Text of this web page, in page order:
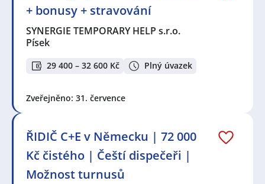
+ bonusy + stravování
SYNERGIE TEMPORARY HELP s.r.o.
Písek
29 400 – 32 600 Kč Plný úvazek
Zveřejněno: 31. července
ŘIDIČ C+E v Německu | 72 000
Kč čistého | Čeští dispečeři |
Možnost turnusů